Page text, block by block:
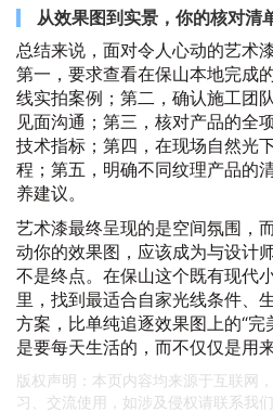
从效果图到实景，你的核对清
总结来说，面对令人心动的艺术
第一，要求查看在保山本地完成
线实拍案例；第二，确认施工团
见面沟通；第三，核对产品的全
技术指标；第四，在现场自然光
程；第五，明确不同纹理产品的
养建议。
艺术漆最终呈现的是空间氛围，
动你的效果图，应该成为与设计
不是终点。在保山这个既有现代
里，找到最适合自家光线条件、
方案，比单纯追逐效果图上的“完
是要每天生活的，而不仅仅是用来
版权声明：本页内容均来源于互联网
习、交流使用，如涉及侵权请联系我